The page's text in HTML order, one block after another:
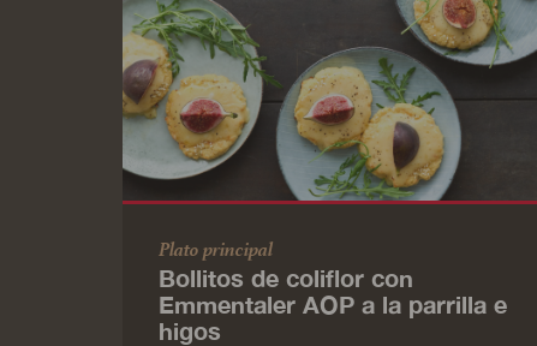
Plato principal
Bollitos de coliflor con
Emmentaler AOP a la parrilla e
higos